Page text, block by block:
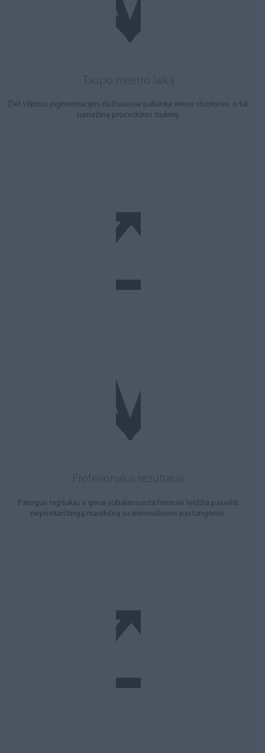
Taupo meistro laiką
Dėl stiprios pigmentacijos dažniausiai pakanka vieno sluoksnio, o tai
sumažina procedūros trukmę.
Profesionalus rezultatas
Patogus teptukas ir gerai subalansuota formulė leidžia pasiekti
nepriekaištingą manikiūrą su minimaliomis pastangomis.